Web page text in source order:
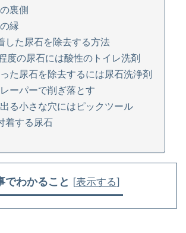
裏側
縁
した尿石を除去する方法
度の尿石には酸性のトイレ洗剤
た尿石を除去するには尿石洗浄剤
ーパーで削ぎ落とす
る小さな穴にはピックツール
着する尿石
でわかること [表示する]